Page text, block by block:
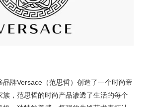
品牌Versace（范思哲）创造了一个时尚帝
族，范思哲的时尚产品渗透了生活的每个